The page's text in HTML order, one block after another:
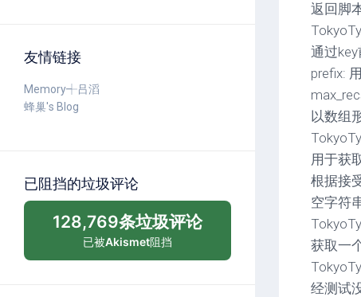
友情链接
Memory┽吕滔
蜂巢's Blog
已阻挡的垃圾评论
128,769条垃圾评论
已被Akismet阻挡
返回脚
通过
prefix:
以数组
用于获
根据接
空字符
获取一
经测试